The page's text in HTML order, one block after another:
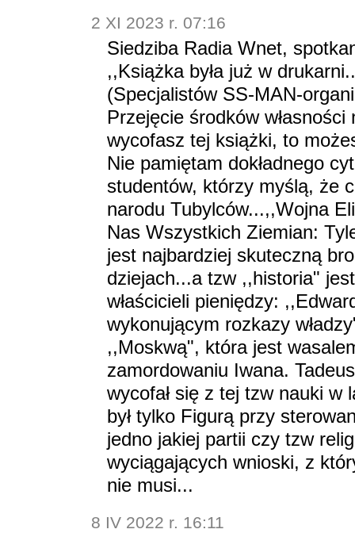
2 XI 2023 r. 07:16
Siedziba Radia Wnet,
,,Książka była już w
(Specjalistów SS-MAN-
Przejęcie środków
wycofasz tej książki, to
Nie pamiętam dokładnego
studentów, którzy myślą, że
narodu Tubylców...,,Wojna
Nas Wszystkich Ziemian:
jest najbardziej skuteczną
dziejach...a tzw ,,historia"
właścicieli pieniędzy:
wykonującym rozkazy
,,Moskwą", która jest
zamordowaniu Iwana.
wycofał się z tej tzw nauki
był tylko Figurą przy
jedno jakiej partii czy tzw
wyciągających wnioski, z
nie musi...
8 IV 2022 r. 16:11